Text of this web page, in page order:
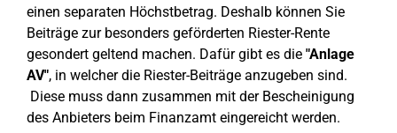
einen separaten Höchstbetrag. Deshalb können Sie
Beiträge zur besonders geförderten Riester-Rente
gesondert geltend machen. Dafür gibt es die "Anlage
AV", in welcher die Riester-Beiträge anzugeben sind.
Diese muss dann zusammen mit der Bescheinigung
des Anbieters beim Finanzamt eingereicht werden.